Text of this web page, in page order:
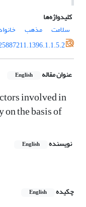
کلیدواژه‌ها
سلامت
مذهب
عنوان مقاله English
involved in
the basis of
نویسنده English
چکیده
English